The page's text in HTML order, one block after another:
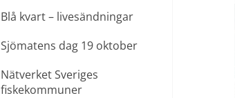
Blå kvart – livesändningar
Sjömatens dag 19 oktober
Nätverket Sveriges
fiskekommuner